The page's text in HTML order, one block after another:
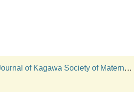
of Kagawa Society of Maternal Health